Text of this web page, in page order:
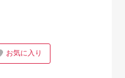
お気に入り